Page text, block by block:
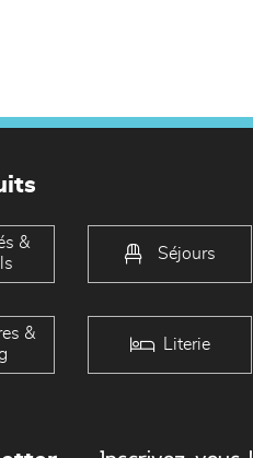
&
Séjours
&
Literie